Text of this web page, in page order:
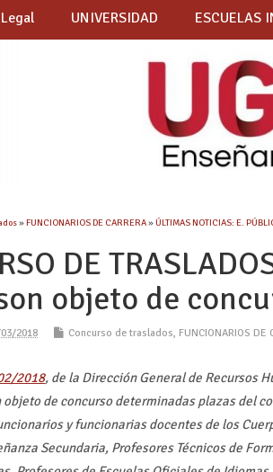
UNIVERSIDAD ESCUELAS
»FUNCIONARIOS DE CARRERA»ÚLTIMAS NOTICIAS: E.
DE
objeto de
2018 Concurso de traslados, FUNCIONARIOS DE
2018, de la Dirección General de Recursos
objeto de concurso determinadas plazas del
y funcionarias docentes de los
Secundaria, Profesores Técnicos de